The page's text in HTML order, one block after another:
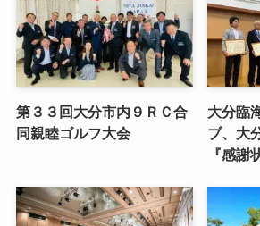
第３３回大分市内９ＲＣ合
同親睦ゴルフ大会
大分臨
ブ、大
『感謝